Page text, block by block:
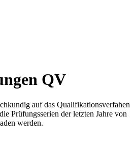
QV
auf das Qualifikationsverfahen
Prüfungsserien der letzten Jahre von
werden.